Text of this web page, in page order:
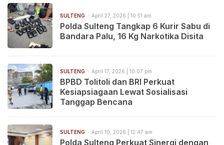
SULTENG April 27, 2026 | 10:51 am
Polda Sulteng Tangkap 6 Kurir Sabu di
Bandara Palu, 16 Kg Narkotika Disita
SULTENG April 17, 2026 | 10:07 pm
BPBD Tolitoli dan BRI Perkuat
Kesiapsiagaan Lewat Sosialisasi
Tanggap Bencana
SULTENG April 10, 2026 | 12:47 am
Polda Sulteng Perkuat Sinergi dengan